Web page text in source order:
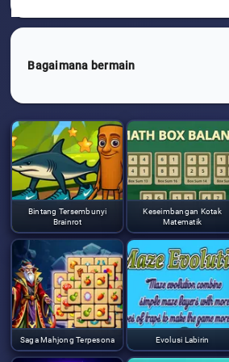
Bagaimana bermain
Bintang Tersembunyi
Brainrot
Keseimbangan Kotak
Matematik
Saga Mahjong Terpesona Evolusi Labirin